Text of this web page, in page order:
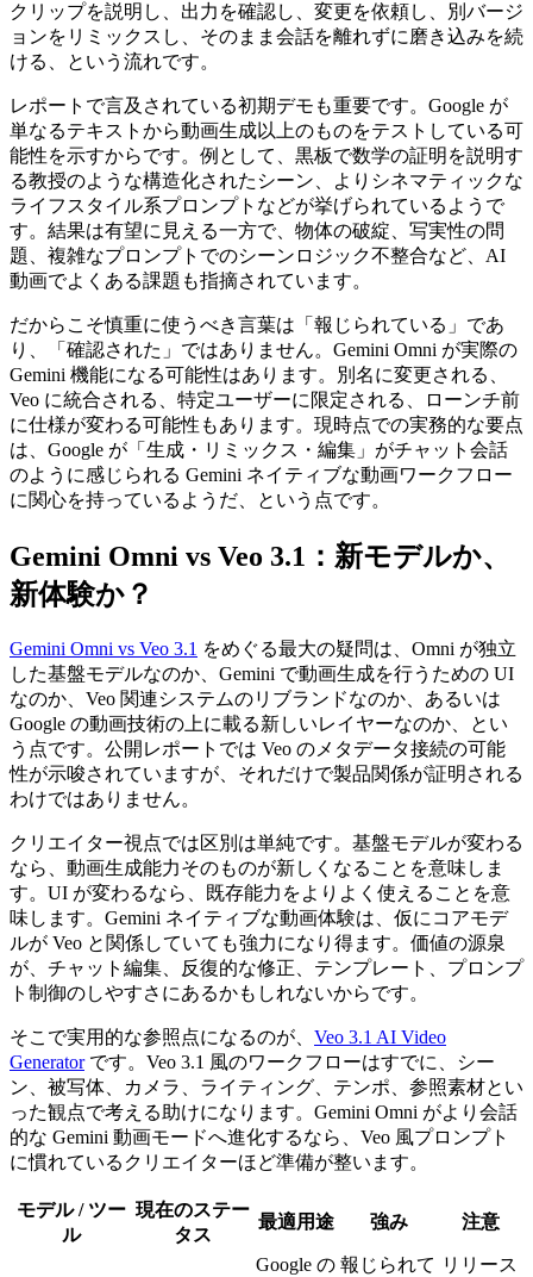
クリップを説明し、出力を確認し、変更を依頼し、別バージ
ョンをリミックスし、そのまま会話を離れずに磨き込みを続
ける、という流れです。
レポートで言及されている初期デモも重要です。Google が
単なるテキストから動画生成以上のものをテストしている可
能性を示すからです。例として、黒板で数学の証明を説明す
る教授のような構造化されたシーン、よりシネマティックな
ライフスタイル系プロンプトなどが挙げられているようで
す。結果は有望に見える一方で、物体の破綻、写実性の問
題、複雑なプロンプトでのシーンロジック不整合など、AI
動画でよくある課題も指摘されています。
だからこそ慎重に使うべき言葉は「報じられている」であ
り、「確認された」ではありません。Gemini Omni が実際の
Gemini 機能になる可能性はあります。別名に変更される、
Veo に統合される、特定ユーザーに限定される、ローンチ前
に仕様が変わる可能性もあります。現時点での実務的な要点
は、Google が「生成・リミックス・編集」がチャット会話
のように感じられる Gemini ネイティブな動画ワークフロー
に関心を持っているようだ、という点です。
Gemini Omni vs Veo 3.1：新モデルか、
新体験か？
Gemini Omni vs Veo 3.1 をめぐる最大の疑問は、Omni が独立
した基盤モデルなのか、Gemini で動画生成を行うための UI
なのか、Veo 関連システムのリブランドなのか、あるいは
Google の動画技術の上に載る新しいレイヤーなのか、とい
う点です。公開レポートでは Veo のメタデータ接続の可能
性が示唆されていますが、それだけで製品関係が証明される
わけではありません。
クリエイター視点では区別は単純です。基盤モデルが変わる
なら、動画生成能力そのものが新しくなることを意味しま
す。UI が変わるなら、既存能力をよりよく使えることを意
味します。Gemini ネイティブな動画体験は、仮にコアモデ
ルが Veo と関係していても強力になり得ます。価値の源泉
が、チャット編集、反復的な修正、テンプレート、プロンプ
ト制御のしやすさにあるかもしれないからです。
そこで実用的な参照点になるのが、 Veo 3.1 AI Video
Generatorです。Veo 3.1 風のワークフローはすでに、シー
ン、被写体、カメラ、ライティング、テンポ、参照素材とい
った観点で考える助けになります。Gemini Omni がより会話
的な Gemini 動画モードへ進化するなら、Veo 風プロンプト
に慣れているクリエイターほど準備が整います。
モデル / ツー
ル
現在のステー
タス
最適用途 強み 注意
Google の 報じられて リリース